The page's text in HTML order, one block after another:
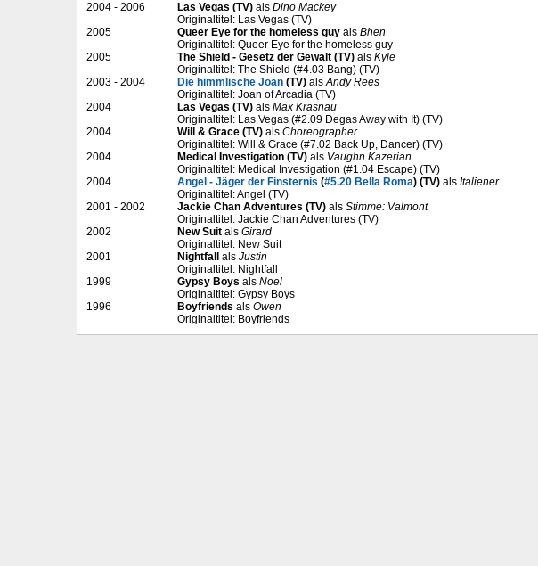
2004 - 2006
Las Vegas (TV) als Dino Mackey
Originaltitel: Las Vegas (TV)
2005
Queer Eye for the homeless guy als Bhen
Originaltitel: Queer Eye for the homeless guy
2005
The Shield - Gesetz der Gewalt (TV) als Kyle
Originaltitel: The Shield (#4.03 Bang) (TV)
2003 - 2004
Die himmlische Joan (TV) alsAndy Rees
Originaltitel: Joan of Arcadia (TV)
2004
Las Vegas (TV) als Max Krasnau
Originaltitel: Las Vegas (#2.09 Degas Away with It) (TV)
2004
Will & Grace (TV) als Choreographer
Originaltitel: Will & Grace (#7.02 Back Up, Dancer) (TV)
2004
Medical Investigation (TV) als Vaughn Kazerian
Originaltitel: Medical Investigation (#1.04 Escape) (TV)
2004
Angel - Jäger der Finsternis (#5.20 Bella Roma) (TV) als Italiener
Originaltitel: Angel (TV)
2001 - 2002
Jackie Chan Adventures (TV) als Stimme: Valmont
Originaltitel: Jackie Chan Adventures (TV)
2002
New Suit als Girard
Originaltitel: New Suit
2001
Nightfall als Justin
Originaltitel: Nightfall
1999
Gypsy Boys als Noel
Originaltitel: Gypsy Boys
1996
Boyfriends als Owen
Originaltitel: Boyfriends